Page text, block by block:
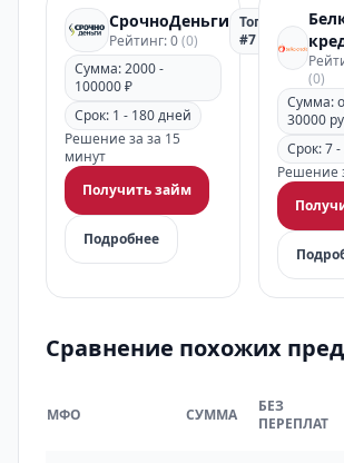
СрочноДеньги
Рейтинг: 0(0)
Топ
#7
Сумма: 2000 -
100000 ₽
Срок: 1 - 180 дней
Решение за за 15
минут
Получить займ
Подробнее
(0)
Сумма:
30000
Срок: 7
Решение
Сравнение похожих
МФО СУММА
БЕЗ
ПЕРЕПЛАТ